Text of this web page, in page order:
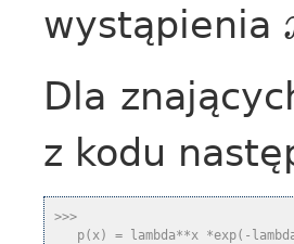
wystąpienia
Dla
z kodu
>>>
p(x) = lambda**x *exp(-